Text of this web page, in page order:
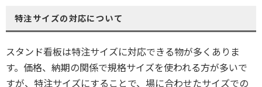
特注サイズの対応について
スタンド看板は特注サイズに対応できる物が多くありま
す。価格、納期の関係で規格サイズを使われる方が多いで
すが、特注サイズにすることで、場に合わせたサイズでの